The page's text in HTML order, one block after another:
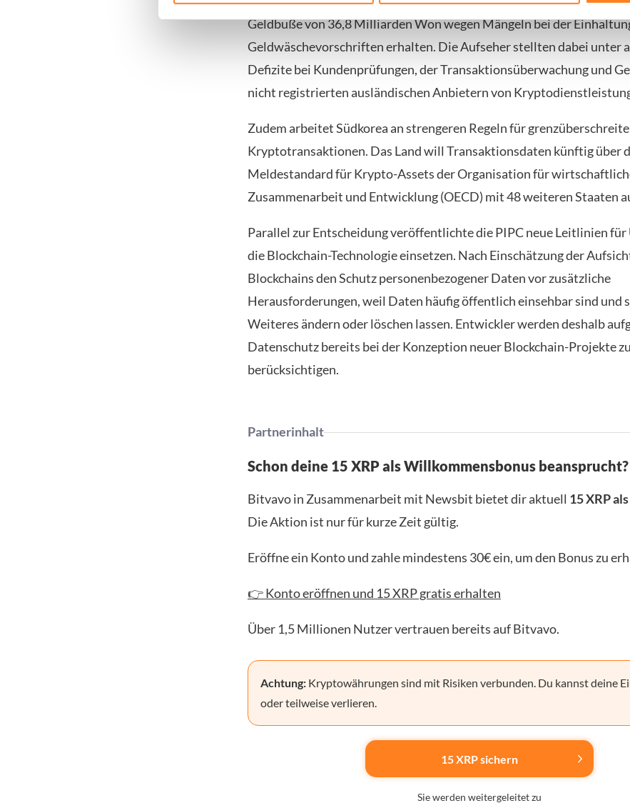
Geldbuße von 36,8 Milliarden Won wegen Mängeln bei der
Geldwäschevorschriften erhalten. Die Aufseher stellten dabei unter
Defizite bei Kundenprüfungen, der Transaktionsüberwachung und
nicht registrierten ausländischen Anbietern von
Zudem arbeitet Südkorea an strengeren Regeln für
Kryptotransaktionen. Das Land will Transaktionsdaten künftig über
Meldestandard für Krypto-Assets der Organisation für
Zusammenarbeit und Entwicklung (OECD) mit 48 weiteren Staaten
Parallel zur Entscheidung veröffentlichte die PIPC neue Leitlinien
die Blockchain-Technologie einsetzen. Nach Einschätzung der
Blockchains den Schutz personenbezogener Daten vor zusätzliche
Herausforderungen, weil Daten häufig öffentlich einsehbar sind und
Weiteres ändern oder löschen lassen. Entwickler werden deshalb
Datenschutz bereits bei der Konzeption neuer Blockchain-Projekte zu
berücksichtigen.
Partnerinhalt
Schon deine 15 XRP als Willkommensbonus beansprucht?
Bitvavo in Zusammenarbeit mit Newsbit bietet dir aktuell 15 XRP
Die Aktion ist nur für kurze Zeit gültig.
Eröffne ein Konto und zahle mindestens 30€ ein, um den Bonus zu
👉 Konto eröffnen und 15 XRP gratis erhalten
Über 1,5 Millionen Nutzer vertrauen bereits auf Bitvavo.
Achtung: Kryptowährungen sind mit Risiken verbunden. Du kannst deine
oder teilweise verlieren.
15 XRP sichern
Sie werden weitergeleitet zu